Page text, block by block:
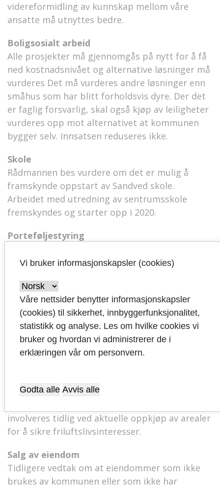
videreformidling av kunnskap mellom våre
ansatte må utnyttes bedre.
Boligsosialt arbeid
Alle prosjekter må gjennomgås på nytt for å få
ned kostnadsnivået og alternative løsninger må
vurderes Det må vurderes andre løsninger enn
småhus som har blitt forholdsvis dyre. Der det
er faglig forsvarlig, skal også kjøp av leiligheter
vurderes opp mot alternativet at kommunen
bygger selv. Innsatsen reduseres ikke.
Skole
Rådmannen bes vurdere om det er mulig å
framskynde oppstart av Sandved skole.
Arbeidet med utredning av sentrumsskole
fremskyndes og starter opp i 2020.
Porteføljestyring
innføre rammebevilgning for investeringer og
basert på porteføljestyring. Eksempelvis skal en
slik vurdering foretas før det tas en endelig
beslutning om ev utvidelser av Rovik og Lunde
BOAS. Ved investeringsbeslutninger må
tiltakets livstidskostnader ivaretas. Dette betyr
at driftskostnader for ulike alternativer
Oppkjøp av arealer
involveres tidlig ved aktuelle oppkjøp av arealer
for å sikre friluftslivsinteresser.
Salg av eiendom
Tidligere vedtak om at eiendommer som ikke
brukes av kommunen eller som ikke har
Vi bruker informasjonskapsler (cookies)
Våre nettsider benytter informasjonskapsler
(cookies) til sikkerhet, innbyggerfunksjonalitet,
statistikk og analyse. Les om hvilke cookies vi
bruker og hvordan vi administrerer de i
erklæringen vår om personvern.
Godta alle Avvis alle